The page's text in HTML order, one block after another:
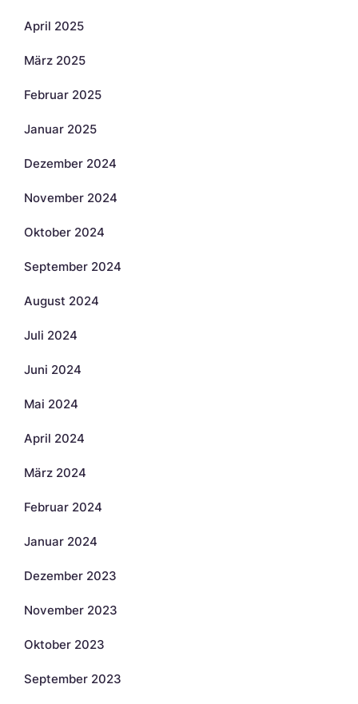
April 2025
März 2025
Februar 2025
Januar 2025
Dezember 2024
November 2024
Oktober 2024
September 2024
August 2024
Juli 2024
Juni 2024
Mai 2024
April 2024
März 2024
Februar 2024
Januar 2024
Dezember 2023
November 2023
Oktober 2023
September 2023